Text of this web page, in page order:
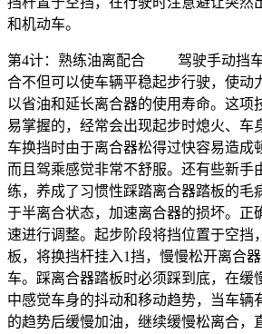
和机动车。
第4计：熟练油离配合 驾驶手动挡车
合不但可以使车辆平稳起步行驶，使动
以省油和延长离合器的使用寿命。这项
易掌握的，经常会出现起步时熄火、车
车换挡时由于离合器松得过快容易造成
而且驾乘感觉非常不舒服。还有些新手
练，养成了习惯性踩踏离合器踏板的毛
于半离合状态，加速离合器的损坏。正
速进行调整。起步阶段将挡位置于空挡
板，将换挡杆挂入1挡，慢慢松开离合
车。踩离合器踏板时必须踩到底，在缓
中感觉车身的抖动和移动趋势，当车辆
的趋势后缓慢加油，继续缓慢松离合，